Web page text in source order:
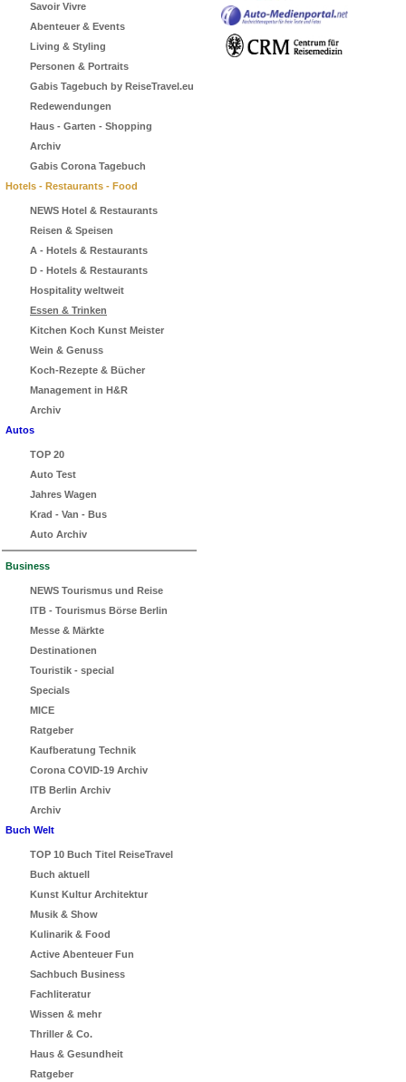
Savoir Vivre
Abenteuer & Events
Living & Styling
Personen & Portraits
Gabis Tagebuch by ReiseTravel.eu
Redewendungen
Haus - Garten - Shopping
Archiv
Gabis Corona Tagebuch
Hotels - Restaurants - Food
NEWS Hotel & Restaurants
Reisen & Speisen
A - Hotels & Restaurants
D - Hotels & Restaurants
Hospitality weltweit
Essen & Trinken
Kitchen Koch Kunst Meister
Wein & Genuss
Koch-Rezepte & Bücher
Management in H&R
Archiv
Autos
TOP 20
Auto Test
Jahres Wagen
Krad - Van - Bus
Auto Archiv
Business
NEWS Tourismus und Reise
ITB - Tourismus Börse Berlin
Messe & Märkte
Destinationen
Touristik - special
Specials
MICE
Ratgeber
Kaufberatung Technik
Corona COVID-19 Archiv
ITB Berlin Archiv
Archiv
Buch Welt
TOP 10 Buch Titel ReiseTravel
Buch aktuell
Kunst Kultur Architektur
Musik & Show
Kulinarik & Food
Active Abenteuer Fun
Sachbuch Business
Fachliteratur
Wissen & mehr
Thriller & Co.
Haus & Gesundheit
Ratgeber